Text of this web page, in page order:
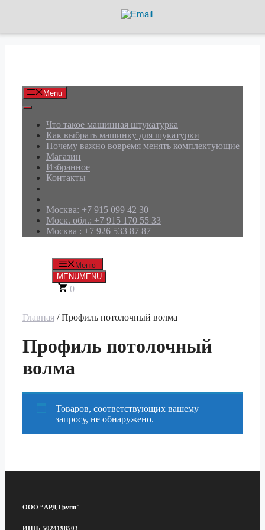
Menu
Что такое машинная штукатурка
Как выбрать машинку для шукатурки
Почему важно вовремя менять комплектующие
Магазин
Избранное
Контакты
Москва: +7 915 099 42 30
Моск. обл.: +7 915 170 55 33
Москва : +7 926 533 87 87
Меню
MENUMENU
0
Главная / Профиль потолочный волма
Профиль потолочный
волма
Товаров, соответствующих вашему
запросу, не обнаружено.
ООО “АРД Групп"
ИНН: 5024198503